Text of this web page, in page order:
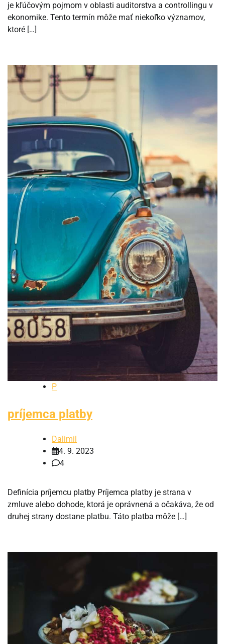
je kľúčovým pojmom v oblasti auditorstva a controllingu v
ekonomike. Tento termín môže mať niekoľko významov,
ktoré […]
P
príjemca platby
Dalimil
4. 9. 2023
4
Definícia príjemcu platby Príjemca platby je strana v
zmluve alebo dohode, ktorá je oprávnená a očakáva, že od
druhej strany dostane platbu. Táto platba môže […]